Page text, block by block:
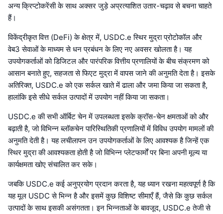
अन्य क्रिप्टोकरेंसी के साथ अक्सर जुड़े अप्रत्याशित उतार-चढ़ाव से बचना चाहते
हैं।
विकेंद्रीकृत वित्त (DeFi) के क्षेत्र में, USDC.e स्थिर मुद्रा प्रोटोकॉल और
वेब3 सेवाओं के माध्यम से धन प्रबंधन के लिए नए अवसर खोलता है। यह
उपयोगकर्ताओं को डिजिटल और पारंपरिक वित्तीय प्रणालियों के बीच संक्रमण को
आसान बनाते हुए, सहजता से फिएट मुद्रा में वापस जाने की अनुमति देता है। इसके
अतिरिक्त, USDC.e को एक सर्कल खाते में ढाला और जमा किया जा सकता है,
हालांकि इसे सीधे सर्कल उत्पादों में उपयोग नहीं किया जा सकता।
USDC.e की सभी ऑर्बिट चेन में उपलब्धता इसके क्रॉस-चेन क्षमताओं को और
बढ़ाती है, जो विभिन्न ब्लॉकचेन पारिस्थितिकी प्रणालियों में विविध उपयोग मामलों की
अनुमति देती है। यह लचीलापन उन उपयोगकर्ताओं के लिए आवश्यक है जिन्हें एक
स्थिर मुद्रा की आवश्यकता होती है जो विभिन्न प्लेटफार्मों पर बिना अपनी मूल्य या
कार्यक्षमता खोए संचालित कर सके।
जबकि USDC.e कई अनुप्रयोग प्रदान करता है, यह ध्यान रखना महत्वपूर्ण है कि
यह मूल USDC से भिन्न है और इसमें कुछ विशिष्ट सीमाएँ हैं, जैसे कि कुछ सर्कल
उत्पादों के साथ इसकी असंगतता। इन भिन्नताओं के बावजूद, USDC.e तेजी से